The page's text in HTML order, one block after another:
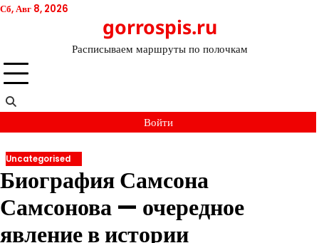
Перейти
Сб, Авг 8, 2026
gorrospis.ru
Расписываем маршруты по полочкам
Войти
Uncategorised
Биография Самсона
Самсонова — очередное
явление в истории